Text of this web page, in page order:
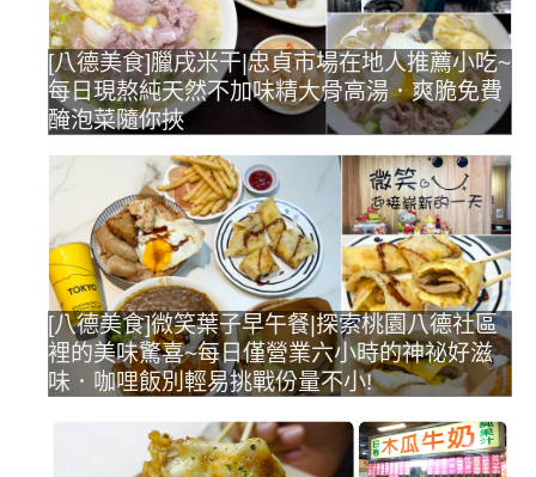
[八德美食]臘戌米干|忠貞市場在地人推薦小吃~
每日現熬純天然不加味精大骨高湯．爽脆免費
醃泡菜隨你挾
[八德美食]微笑葉子早午餐|探索桃園八德社區
裡的美味驚喜~每日僅營業六小時的神祕好滋
味．咖哩飯別輕易挑戰份量不小!